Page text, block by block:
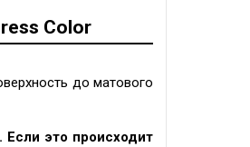
Color
до матового
Если это происходит